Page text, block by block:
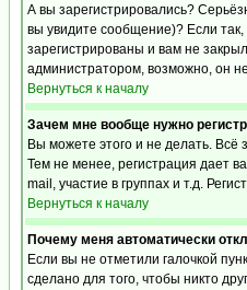
А вы зарегистрировались?
вы увидите сообщение)? Если
зарегистрированы и вам не
администратором, возможно, он
Вернуться к началу
Зачем мне вообще нужно
Вы можете этого и не делать. Всё
Тем не менее, регистрация дает
mail, участие в группах и т.д.
Вернуться к началу
Почему меня автоматически
Если вы не отметили галочкой
сделано для того, чтобы никто